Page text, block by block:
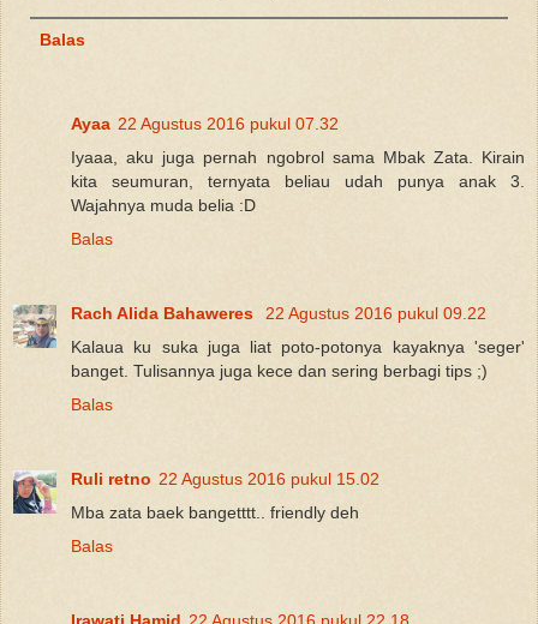
Balas
Ayaa 22 Agustus 2016 pukul 07.32
Iyaaa, aku juga pernah ngobrol sama Mbak Zata. Kirain
kita seumuran, ternyata beliau udah punya anak 3.
Wajahnya muda belia :D
Balas
Rach Alida Bahaweres
22 Agustus 2016 pukul 09.22
Kalaua ku suka juga liat poto-potonya kayaknya 'seger'
banget. Tulisannya juga kece dan sering berbagi tips ;)
Balas
Ruli retno 22 Agustus 2016 pukul 15.02
Mba zata baek bangetttt.. friendly deh
Balas